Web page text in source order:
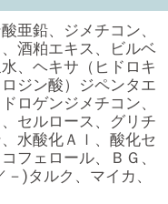
亜鉛、ジメチコン、
酒粕エキス、ビルベ
、ヘキサ（ヒドロキ
ジン酸）ジペンタエ
ロゲンジメチコン、
セルロース、グリチ
水酸化Ａｌ、酸化セ
フェロール、ＢＧ、
)タルク、マイカ、